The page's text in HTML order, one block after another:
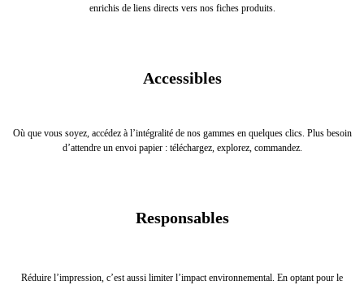
enrichis de liens directs vers nos fiches produits.
Accessibles
Où que vous soyez, accédez à l’intégralité de nos gammes en quelques clics. Plus besoin
d’attendre un envoi papier : téléchargez, explorez, commandez.
Responsables
Réduire l’impression, c’est aussi limiter l’impact environnemental. En optant pour le